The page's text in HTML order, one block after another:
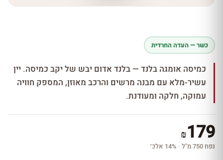
כשר — העדה החרדית
כמיסה אומגה בלנד — בלנד אדום יבש של יקב כמיסה. יין
עשיר-מלא עם מבנה מרשים והרכב מאוזן, המספק חוויה
עמוקה, חלקה ומעודנת.
₪179
נפח 750 מ''ל · 14% אלכ׳